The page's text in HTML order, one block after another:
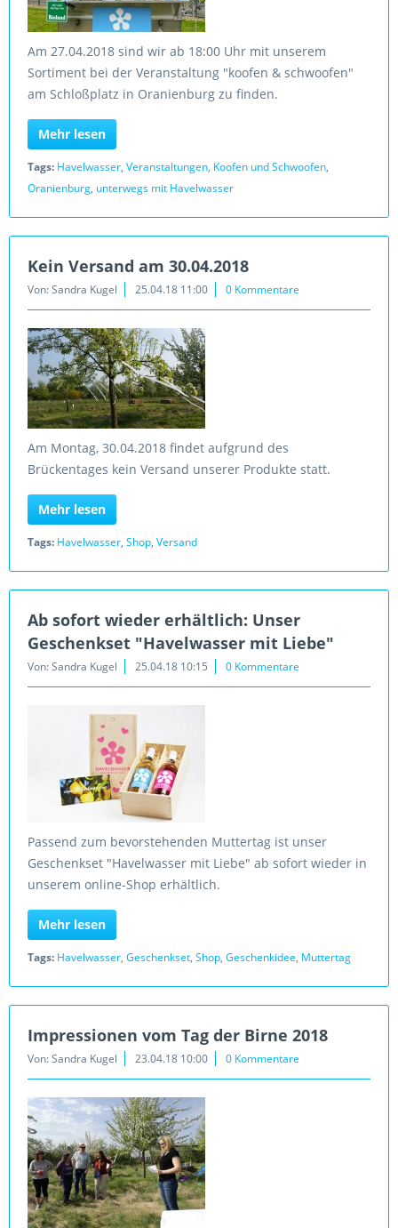
Am 27.04.2018 sind wir ab 18:00 Uhr mit unserem
Sortiment bei der Veranstaltung "koofen & schwoofen"
am Schloßplatz in Oranienburg zu finden.
Mehr lesen
Tags: Havelwasser, Veranstaltungen, Koofen und Schwoofen,
Oranienburg, unterwegs mit Havelwasser
Kein Versand am 30.04.2018
Von: Sandra Kugel 25.04.18 11:00 0 Kommentare
Am Montag, 30.04.2018 findet aufgrund des
Brückentages kein Versand unserer Produkte statt.
Mehr lesen
Tags: Havelwasser, Shop, Versand
Ab sofort wieder erhältlich: Unser
Geschenkset "Havelwasser mit Liebe"
Von: Sandra Kugel 25.04.18 10:15 0 Kommentare
Passend zum bevorstehenden Muttertag ist unser
Geschenkset "Havelwasser mit Liebe" ab sofort wieder in
unserem online-Shop erhältlich.
Mehr lesen
Tags: Havelwasser, Geschenkset, Shop, Geschenkidee, Muttertag
Impressionen vom Tag der Birne 2018
Von: Sandra Kugel 23.04.18 10:00 0 Kommentare